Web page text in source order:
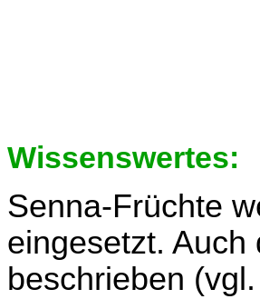
Wissenswertes:
Senna-Früchte
eingesetzt.
beschrieben